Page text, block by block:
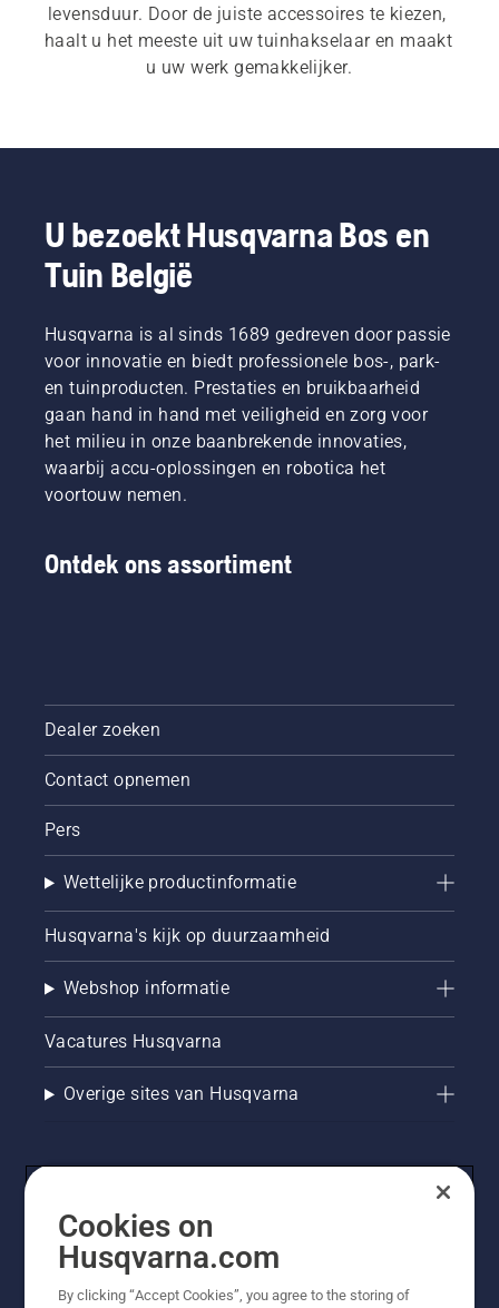
levensduur. Door de juiste accessoires te kiezen,
haalt u het meeste uit uw tuinhakselaar en maakt
u uw werk gemakkelijker.
U bezoekt Husqvarna Bos en
Tuin België
Husqvarna is al sinds 1689 gedreven door passie
voor innovatie en biedt professionele bos-, park-
en tuinproducten. Prestaties en bruikbaarheid
gaan hand in hand met veiligheid en zorg voor
het milieu in onze baanbrekende innovaties,
waarbij accu-oplossingen en robotica het
voortouw nemen.
Ontdek ons assortiment
Dealer zoeken
Contact opnemen
Pers
Wettelijke productinformatie
Husqvarna's kijk op duurzaamheid
Webshop informatie
Vacatures Husqvarna
Overige sites van Husqvarna
Cookies on
Husqvarna.com
By clicking “Accept Cookies”, you agree to the storing of